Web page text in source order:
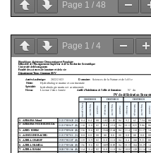
Page 1 / 48
Page 1 / 4